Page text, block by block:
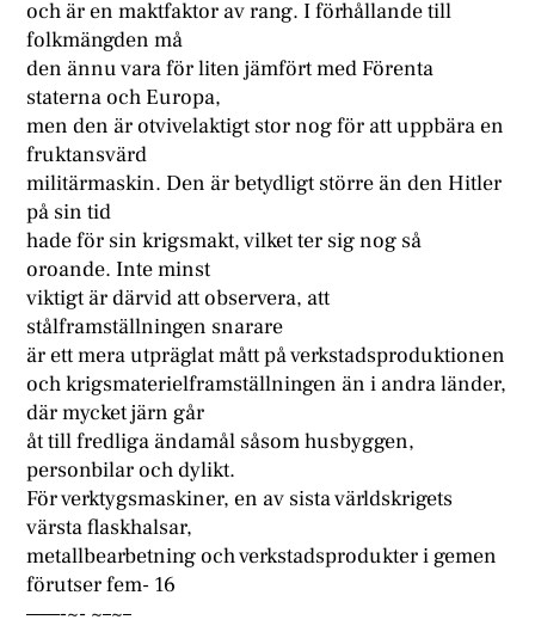
och är en maktfaktor av rang. I förhållande till
folkmängden må
den ännu vara för liten jämfört med Förenta
staterna och Europa,
men den är otvivelaktigt stor nog för att uppbära en
fruktansvärd
militärmaskin. Den är betydligt större än den Hitler
på sin tid
hade för sin krigsmakt, vilket ter sig nog så
oroande. Inte minst
viktigt är därvid att observera, att
stålframställningen snarare
är ett mera utpräglat mått på verkstadsproduktionen
och krigsmaterielframställningen än i andra länder,
där mycket järn går
åt till fredliga ändamål såsom husbyggen,
personbilar och dylikt.
För verktygsmaskiner, en av sista världskrigets
värsta flaskhalsar,
metallbearbetning och verkstadsprodukter i gemen
förutser fem- 16
——-~- ~–~–